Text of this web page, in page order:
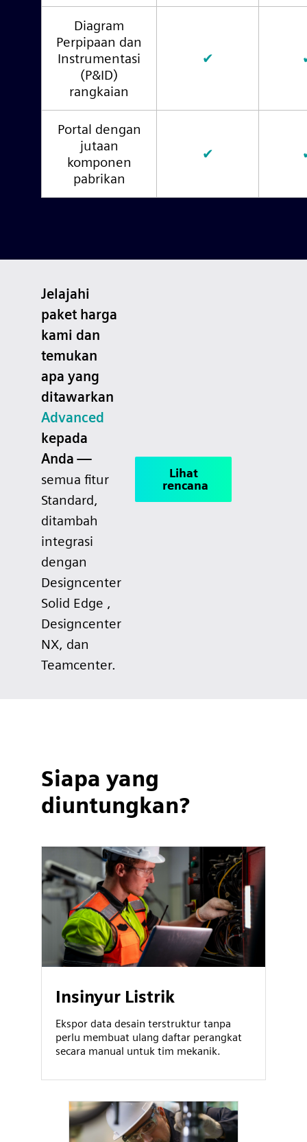
Diagram
Perpipaan dan
Instrumentasi
(P&ID)
rangkaian
✔
Portal dengan
jutaan
komponen
pabrikan
✔
Jelajahi
paket harga
kami dan
temukan
apa yang
ditawarkan
Advanced
kepada
Anda —
semua fitur
Standard,
ditambah
integrasi
dengan
Designcenter
Solid Edge ,
Designcenter
NX, dan
Teamcenter.
Lihat
rencana
Siapa yang
diuntungkan?
Insinyur Listrik
Ekspor data desain terstruktur tanpa
perlu membuat ulang daftar perangkat
secara manual untuk tim mekanik.